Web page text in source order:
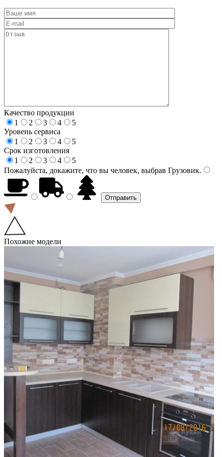
Качество продукции
1
2 3 4
5
Уровень сервиса
1
2 3 4
5
Срок изготовления
1
2 3 4
5
Пожалуйста, докажите, что вы человек, выбрав Грузовик.
Похожие модели